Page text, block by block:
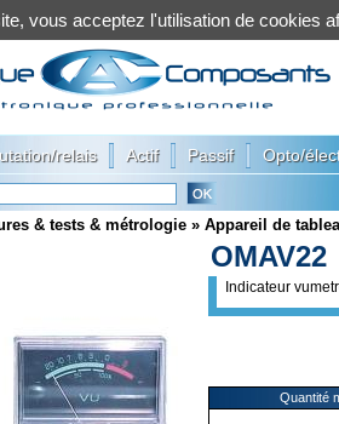
relais Actif Passif Opto/
& tests & métrologie » Appareil de
OMAV22
Indicateur
Quantité
vous acceptez l'utilisation de